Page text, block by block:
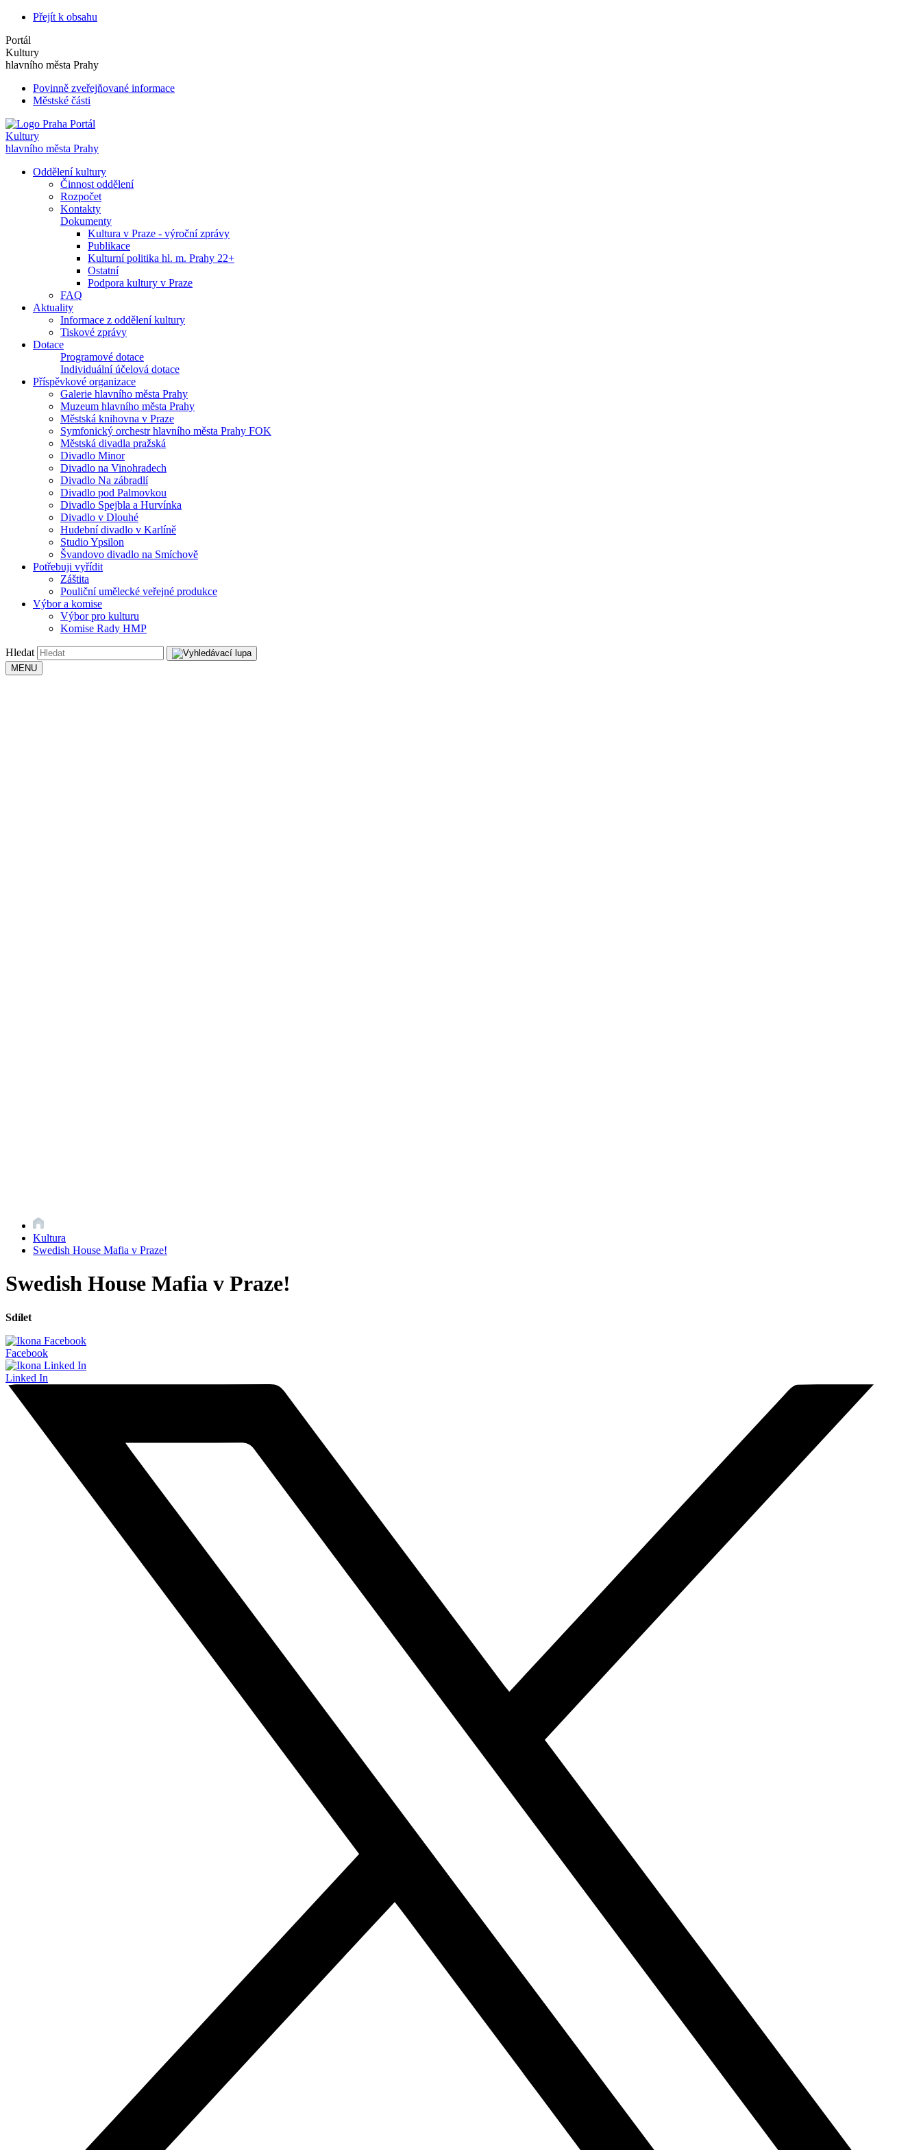
Přejít k obsahu
Portál
Kultury
hlavního města Prahy
Povinně zveřejňované informace
Městské části
Portál
Kultury
hlavního města Prahy
Oddělení kultury
Činnost oddělení
Rozpočet
Kontakty
Dokumenty
Kultura v Praze - výroční zprávy
Publikace
Kulturní politika hl. m. Prahy 22+
Ostatní
Podpora kultury v Praze
FAQ
Aktuality
Informace z oddělení kultury
Tiskové zprávy
Dotace
Programové dotace
Individuální účelová dotace
Příspěvkové organizace
Galerie hlavního města Prahy
Muzeum hlavního města Prahy
Městská knihovna v Praze
Symfonický orchestr hlavního města Prahy FOK
Městská divadla pražská
Divadlo Minor
Divadlo na Vinohradech
Divadlo Na zábradlí
Divadlo pod Palmovkou
Divadlo Spejbla a Hurvínka
Divadlo v Dlouhé
Hudební divadlo v Karlíně
Studio Ypsilon
Švandovo divadlo na Smíchově
Potřebuji vyřídit
Záštita
Pouliční umělecké veřejné produkce
Výbor a komise
Výbor pro kulturu
Komise Rady HMP
Hledat
MENU
Kultura
Swedish House Mafia v Praze!
Swedish House Mafia v Praze!
Sdílet
Facebook
Linked In